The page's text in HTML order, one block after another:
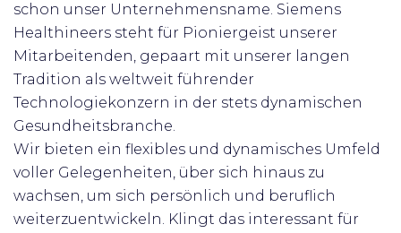
schon unser Unternehmensname. Siemens
Healthineers steht für Pioniergeist unserer
Mitarbeitenden, gepaart mit unserer langen
Tradition als weltweit führender
Technologiekonzern in der stets dynamischen
Gesundheitsbranche.
Wir bieten ein flexibles und dynamisches Umfeld
voller Gelegenheiten, über sich hinaus zu
wachsen, um sich persönlich und beruflich
weiterzuentwickeln. Klingt das interessant für